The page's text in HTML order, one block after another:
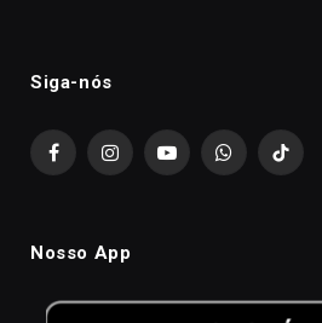
Siga-nós
FacebookInstagramYouTubeWhatsAppTikTok
Nosso App